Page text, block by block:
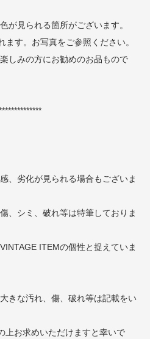
が見られる箇所がございます。
す。お写真をご参照ください。
しみの方にお勧めのお品もので
、劣化が見られる場合もございま
、シミ、破れ等は特筆しておりま
ITEMの個性と捉えていま
きな汚れ、傷、破れ等は記載をい
上お求めいただけますと幸いで